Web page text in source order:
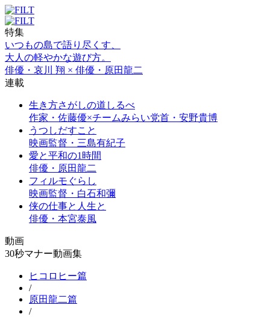
特集
いつもの島で語り尽くす、
大人の軽やかな遊び方。
俳優・哀川 翔 × 俳優・原田龍二
連載
生き方さがしの道しるべ
作家・佐藤優×チームみらい党首・安野貴博
うつしだすこと
映画監督・三島有紀子
愛と平和の1時間
俳優・原田龍二
フィルモぐらし
映画監督・白石和彌
侠の仕事と人生と
俳優・本宮泰風
動画
30秒マナー動画集
ヒコロヒー篇
/
原田龍二篇
/